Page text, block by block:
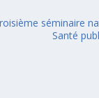
séminaire
Santé